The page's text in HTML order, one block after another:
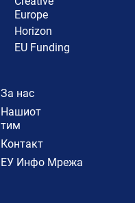
Europe
Horizon
EU Funding
За нас
Нашиот
тим
Контакт
ЕУ Инфо Мрежа